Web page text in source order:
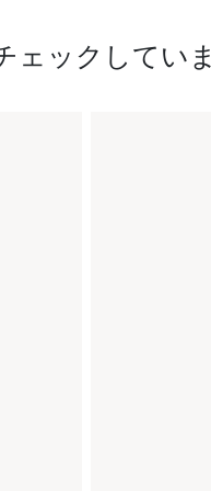
ェックしてい